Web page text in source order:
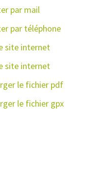
par mail
par téléphone
site internet
site internet
le fichier pdf
le fichier gpx